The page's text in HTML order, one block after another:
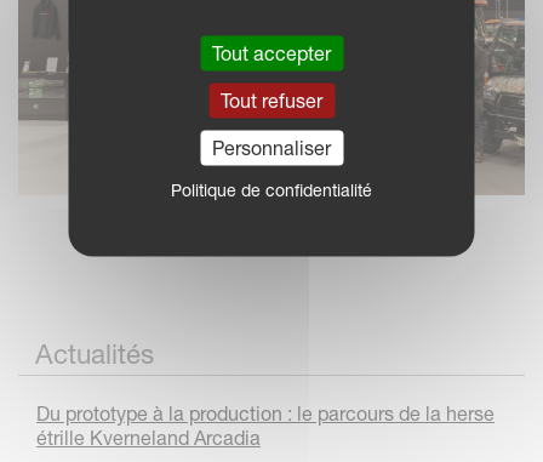
Actualités
Du prototype à la production : le parcours de la herse
étrille Kverneland Arcadia
Tout accepter
Tout refuser
Personnaliser
Politique de confidentialité